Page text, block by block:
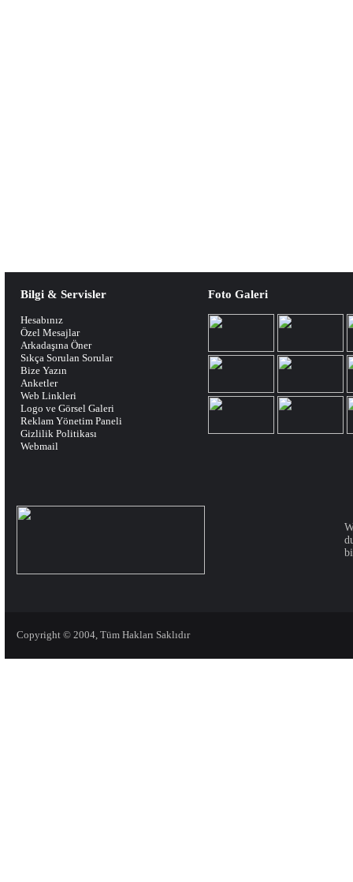
Bilgi & Servisler
Hesabınız
Özel Mesajlar
Arkadaşına Öner
Sıkça Sorulan Sorular
Bize Yazın
Anketler
Web Linkleri
Logo ve Görsel Galeri
Reklam Yönetim Paneli
Gizlilik Politikası
Webmail
Foto Galeri
Copyright © 2004, Tüm Hakları Saklıdır